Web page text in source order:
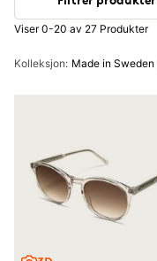
Viser 0-20 av 27 Produkter
Aktive filtre
Kolleksjon: Made in Sweden